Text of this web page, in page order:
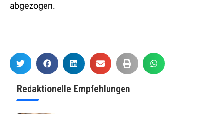
abgezogen.
Redaktionelle Empfehlungen